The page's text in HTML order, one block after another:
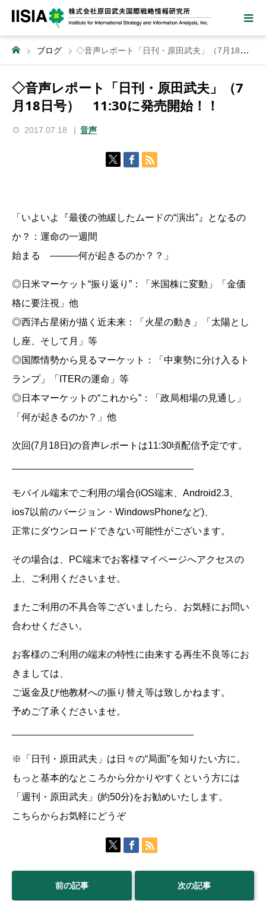
ブログ ◇音声レポート「日刊・原田武夫」（7月18日号） 11:30に発売開始！！
◇音声レポート「日刊・原田武夫」（7
月18日号） 11:30に発売開始！！
2017.07.18 音声
「いよいよ『最後の弛緩したムードの“演出”』となるの
か？：運命の一週間
始まる ―――何が起きるのか？？」
◎日米マーケット“振り返り”：「米国株に変動」「金価
格に要注視」他
◎西洋占星術が描く近未来：「火星の動き」「太陽とし
し座、そして月」等
◎国際情勢から見るマーケット：「中東勢に分け入るト
ランプ」「ITERの運命」等
◎日本マーケットの“これから”：「政局相場の見通し」
「何が起きるのか？」他
次回(7月18日)の音声レポートは11:30頃配信予定です。
モバイル端末でご利用の場合(iOS端末、Android2.3、
ios7以前のバージョン・WindowsPhoneなど)、
正常にダウンロードできない可能性がございます。
その場合は、PC端末でお客様マイページへアクセスの
上、ご利用くださいませ。
またご利用の不具合等ございましたら、お気軽にお問い
合わせください。
お客様のご利用の端末の特性に由来する再生不良等にお
きましては、
ご返金及び他教材への振り替え等は致しかねます。
予めご了承くださいませ。
※「日刊・原田武夫」は日々の“局面”を知りたい方に。
もっと基本的なところから分かりやすくという方には
「週刊・原田武夫」(約50分)をお勧めいたします。
こちらからお気軽にどうぞ
前の記事 次の記事